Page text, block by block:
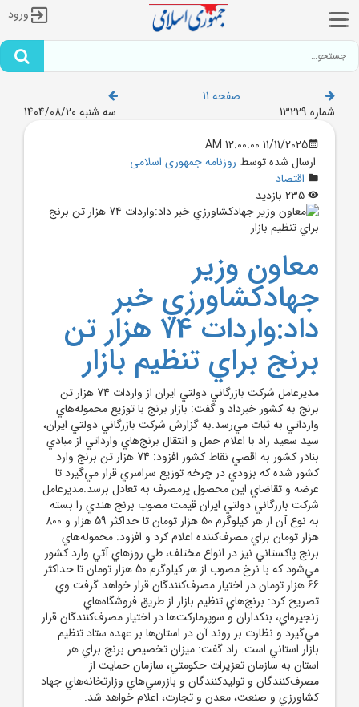
ورود
صفحه 11
شماره 13229
سه شنبه 1404/08/20
11/11/2025 12:00:00 AM
ارسال شده توسط روزنامه جمهوری اسلامی
اقتصاد
معاون وزير
جهادکشاورزي خبر
داد:واردات 74 هزار تن
برنج براي تنظيم بازار
مديرعامل شرکت بازرگاني دولتي ايران از واردات 74 هزار تن
برنج به کشور خبرداد و گفت: بازار برنج با توزيع محموله‌هاي
وارداتي به ثبات مي‌رسد.به گزارش شرکت بازرگاني دولتي ايران،
سيد سعيد راد با اعلام حمل و انتقال برنج‌هاي وارداتي از مبادي
بنادر کشور به اقصي نقاط کشور افزود: 74 هزار تن برنج وارد
کشور شده که بزودي در چرخه توزيع سراسري قرار مي‌گيرد تا
عرضه و تقاضاي اين محصول پرمصرف به تعادل برسد.مديرعامل
شرکت بازرگاني دولتي ايران قيمت مصوب برنج هندي را بسته
به نوع آن از هر کيلوگرم 50 هزار تومان تا حداکثر 59 هزار و 800
هزار تومان براي مصرف‌کننده اعلام کرد و افزود: محموله‌هاي
برنج پاکستاني نيز در انواع مختلف، طي روز‌هاي آتي وارد کشور
مي‌شود که با نرخ مصوب از هر کيلوگرم 50 هزار تومان تا حداکثر
66 هزار تومان در اختيار مصرف‌کنندگان قرار خواهد گرفت.وي
تصريح کرد: برنج‌هاي تنظيم بازار از طريق فروشگاه‌هاي
زنجيره‌اي، بنکداران و سوپرمارکت‌ها در اختيار مصرف‌کنندگان قرار
مي‌گيرد و نظارت بر روند آن در استان‌ها بر عهده ستاد تنظيم
بازار استاني است. راد گفت: ميزان تخصيص برنج براي هر
استان به سازمان تعزيرات حکومتي، سازمان حمايت از
مصرف‌کنندگان و توليدکنندگان و بازرسي‌هاي وزارتخانه‌هاي جهاد
کشاورزي و صنعت، معدن و تجارت، اعلام خواهد شد.